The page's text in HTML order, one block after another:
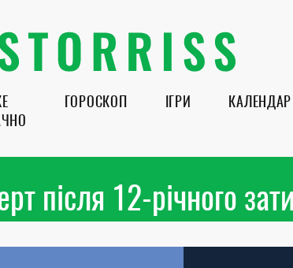
ГОРОСКОП ІГРИ КАЛЕНДАР
після 12-річного